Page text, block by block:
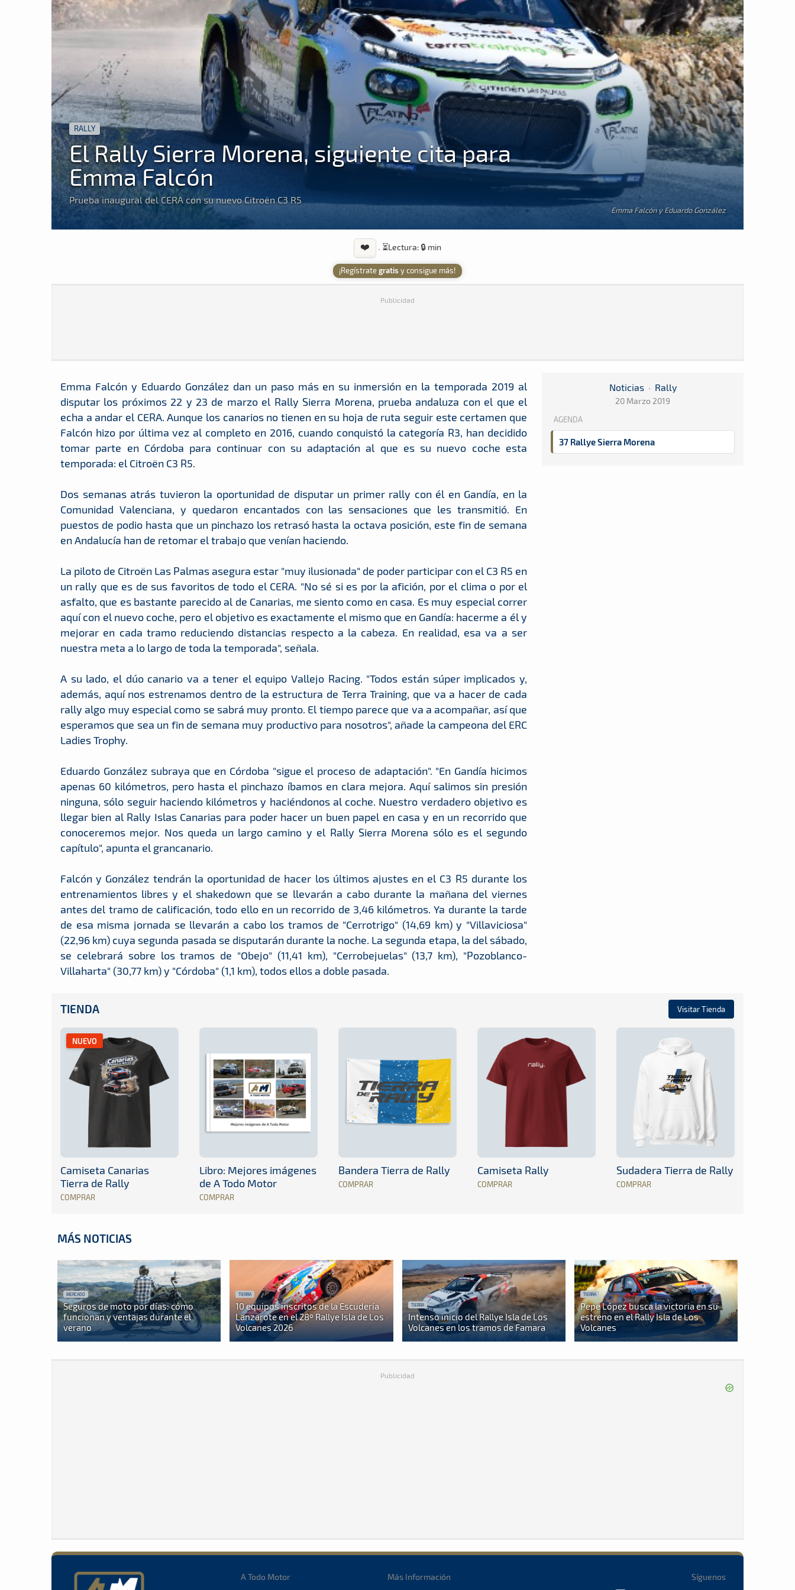
RALLY
El Rally Sierra Morena, siguiente cita para
Emma Falcón
Prueba inaugural del CERA con su nuevo Citroën C3 R5
Emma Falcón y Eduardo González
❤️ · ⏳Lectura: 🔒 min
¡Regístrategratis y consigue más!
Publicidad
Noticias · Rally
20 Marzo 2019
AGENDA
37 Rallye Sierra Morena
Emma Falcón y Eduardo González dan un paso más en su inmersión en la temporada 2019 al
disputar los próximos 22 y 23 de marzo el Rally Sierra Morena, prueba andaluza con el que el
echa a andar el CERA. Aunque los canarios no tienen en su hoja de ruta seguir este certamen que
Falcón hizo por última vez al completo en 2016, cuando conquistó la categoría R3, han decidido
tomar parte en Córdoba para continuar con su adaptación al que es su nuevo coche esta
temporada: el Citroën C3 R5.
Dos semanas atrás tuvieron la oportunidad de disputar un primer rally con él en Gandía, en la
Comunidad Valenciana, y quedaron encantados con las sensaciones que les transmitió. En
puestos de podio hasta que un pinchazo los retrasó hasta la octava posición, este fin de semana
en Andalucía han de retomar el trabajo que venían haciendo.
La piloto de Citroën Las Palmas asegura estar "muy ilusionada" de poder participar con el C3 R5 en
un rally que es de sus favoritos de todo el CERA. "No sé si es por la afición, por el clima o por el
asfalto, que es bastante parecido al de Canarias, me siento como en casa. Es muy especial correr
aquí con el nuevo coche, pero el objetivo es exactamente el mismo que en Gandía: hacerme a él y
mejorar en cada tramo reduciendo distancias respecto a la cabeza. En realidad, esa va a ser
nuestra meta a lo largo de toda la temporada", señala.
A su lado, el dúo canario va a tener el equipo Vallejo Racing. "Todos están súper implicados y,
además, aquí nos estrenamos dentro de la estructura de Terra Training, que va a hacer de cada
rally algo muy especial como se sabrá muy pronto. El tiempo parece que va a acompañar, así que
esperamos que sea un fin de semana muy productivo para nosotros", añade la campeona del ERC
Ladies Trophy.
Eduardo González subraya que en Córdoba "sigue el proceso de adaptación". "En Gandía hicimos
apenas 60 kilómetros, pero hasta el pinchazo íbamos en clara mejora. Aquí salimos sin presión
ninguna, sólo seguir haciendo kilómetros y haciéndonos al coche. Nuestro verdadero objetivo es
llegar bien al Rally Islas Canarias para poder hacer un buen papel en casa y en un recorrido que
conoceremos mejor. Nos queda un largo camino y el Rally Sierra Morena sólo es el segundo
capítulo", apunta el grancanario.
Falcón y González tendrán la oportunidad de hacer los últimos ajustes en el C3 R5 durante los
entrenamientos libres y el shakedown que se llevarán a cabo durante la mañana del viernes
antes del tramo de calificación, todo ello en un recorrido de 3,46 kilómetros. Ya durante la tarde
de esa misma jornada se llevarán a cabo los tramos de "Cerrotrigo" (14,69 km) y "Villaviciosa"
(22,96 km) cuya segunda pasada se disputarán durante la noche. La segunda etapa, la del sábado,
se celebrará sobre los tramos de "Obejo" (11,41 km), "Cerrobejuelas" (13,7 km), "Pozoblanco-
Villaharta" (30,77 km) y "Córdoba" (1,1 km), todos ellos a doble pasada.
TIENDA Visitar Tienda
NUEVO
Camiseta Canarias
Tierra de Rally
COMPRAR
Libro: Mejores imágenes
de A Todo Motor
COMPRAR
Bandera Tierra de Rally
COMPRAR
Camiseta Rally
COMPRAR
Sudadera Tierra de Rally
COMPRAR
MÁS NOTICIAS
MERCADO
Seguros de moto por días: cómo
funcionan y ventajas durante el
verano
TIERRA
10 equipos inscritos de la Escudería
Lanzarote en el 28º Rallye Isla de Los
Volcanes 2026
TIERRA
Intenso inicio del Rallye Isla de Los
Volcanes en los tramos de Famara
TIERRA
Pepe López busca la victoria en su
estreno en el Rally Isla de Los
Volcanes
Publicidad
A Todo Motor Más Información Síguenos